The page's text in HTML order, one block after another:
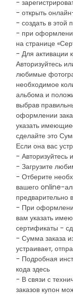
-
- открыть
- создать в этой
- при
на странице
- Для активации
Авторизуйтесь
любимые
необходимое
альбома и
выбрав
оформлении
указать
сделайте это
Если она вас
- Авторизуйтесь
- Загрузите
- Отберите
вашего online-
предварительно
- При
вам указать
сертификаты -
- Сумма заказа
устраивает,
- Подробная
кода здесь
- В связи с
заказов купон